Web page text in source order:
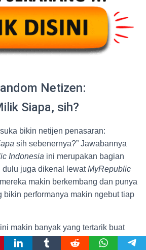
Netizen:
Siapa, sih?
bikin netijen penasaran:
sih sebenernya?” Jawabannya
Indonesia ini merupakan bagian
dulu juga dikenal lewatMyRepublic
makin berkembang dan punya
bikin performanya makin ngebut tiap
makin banyak yang tertarik buat
. Dari yang awalnya cuma coba-